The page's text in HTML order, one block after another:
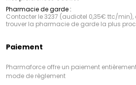
Pharmacie de garde :
Contacter le 3237 (audiotel 0,35€ ttc/
trouver la pharmacie de garde la plus
Paiement
Pharmaforce offre un paiement
mode de règlement